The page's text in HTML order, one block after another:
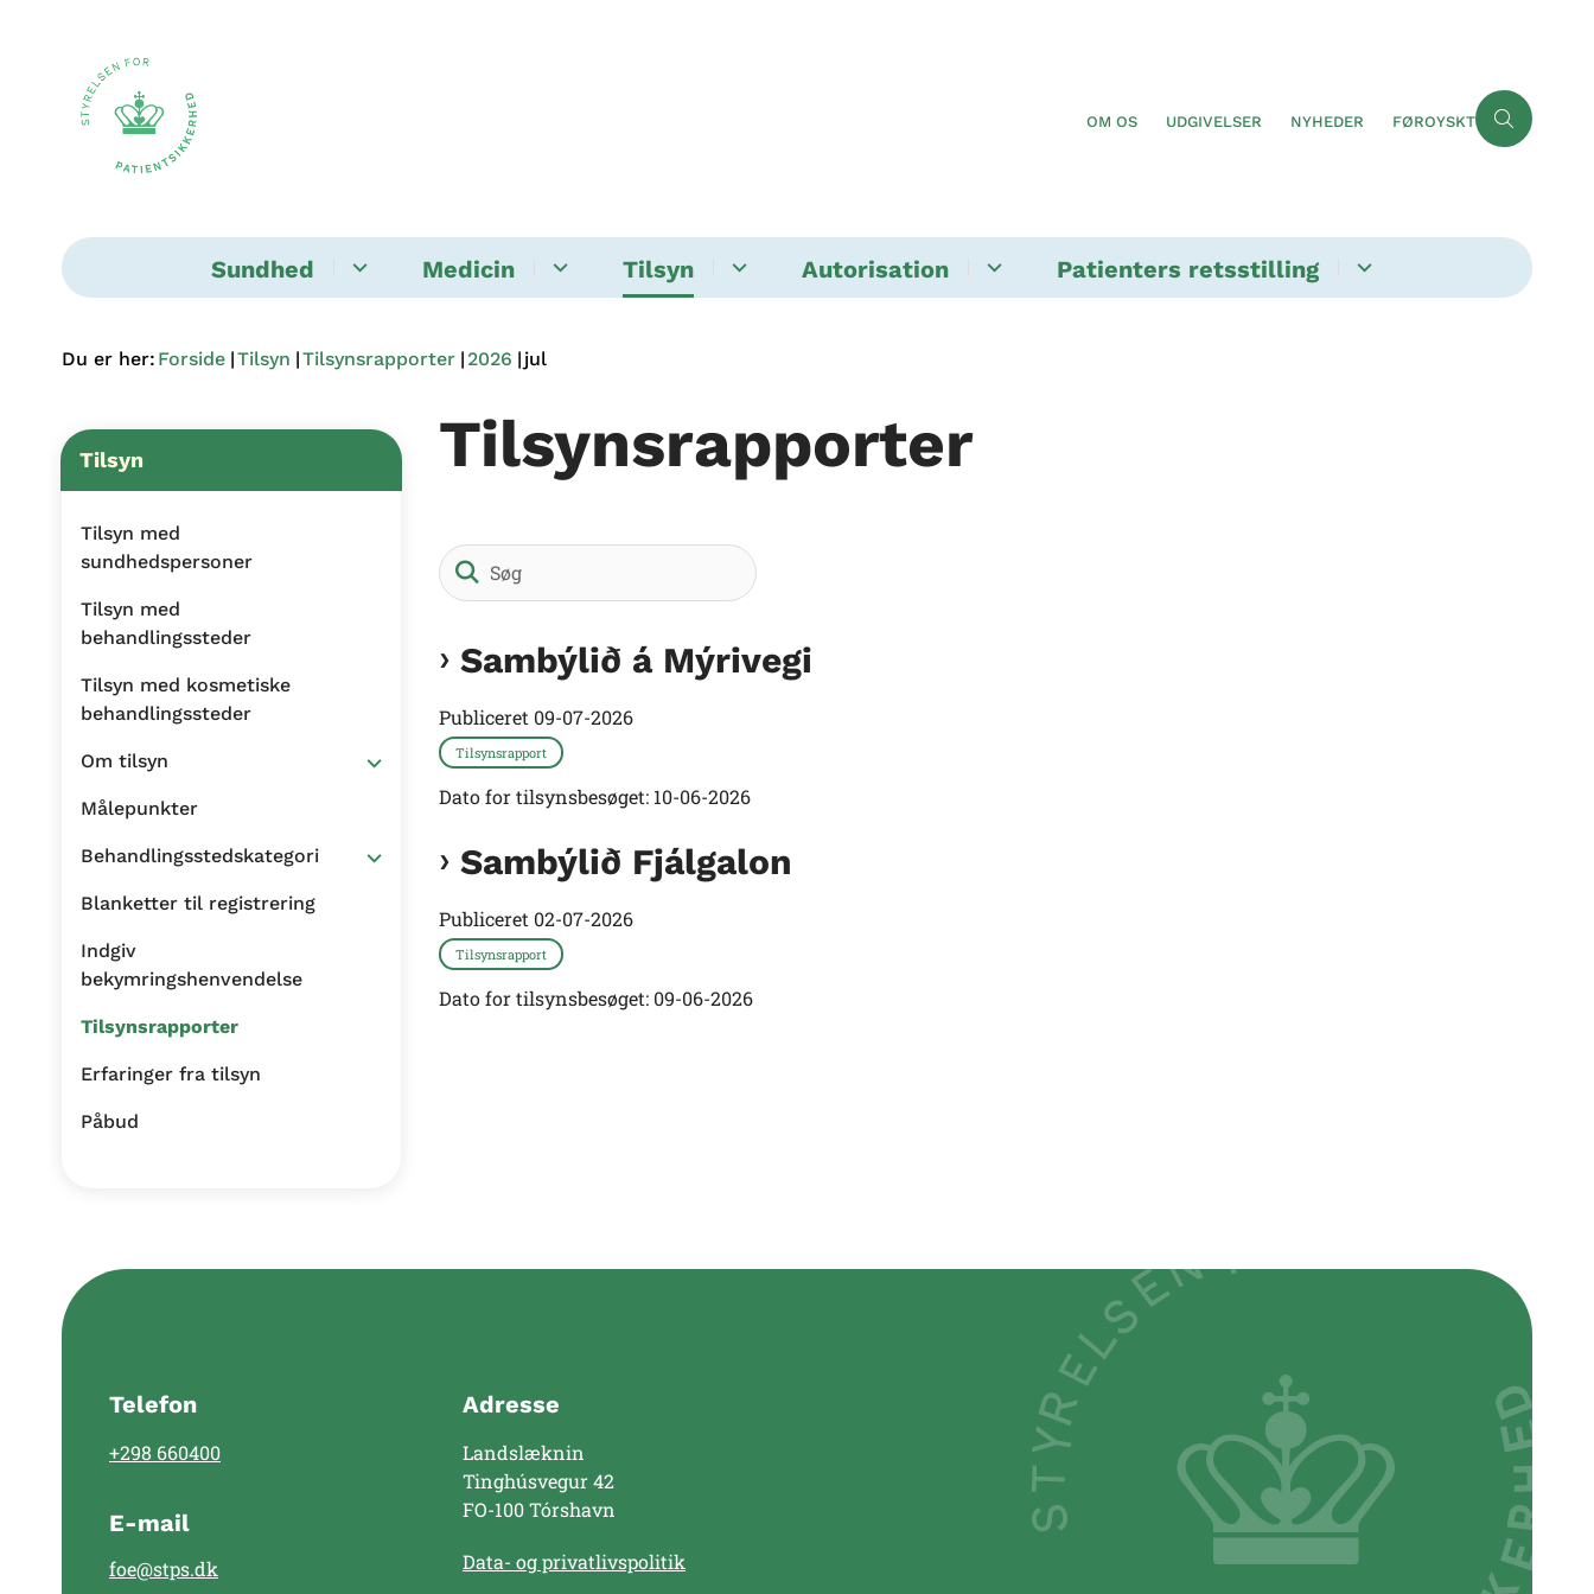
OM OS UDGIVELSER NYHEDER FØROYSKT
Sundhed Medicin Tilsyn Autorisation Patienters retsstilling
Du er her: Forside Tilsyn Tilsynsrapporter 2026 jul
Tilsyn
Tilsyn med
sundhedspersoner
Tilsyn med
behandlingssteder
Tilsyn med kosmetiske
behandlingssteder
Om tilsyn
Målepunkter
Behandlingsstedskategori
Blanketter til registrering
Indgiv
bekymringshenvendelse
Tilsynsrapporter
Erfaringer fra tilsyn
Påbud
Tilsynsrapporter
Sambýlið á Mýrivegi
Publiceret 09-07-2026
Tilsynsrapport
Dato for tilsynsbesøget: 10-06-2026
Sambýlið Fjálgalon
Publiceret 02-07-2026
Tilsynsrapport
Dato for tilsynsbesøget: 09-06-2026
Telefon
+298 660400
E-mail
foe@stps.dk
Adresse
Landslæknin
Tinghúsvegur 42
FO-100 Tórshavn
Data- og privatlivspolitik